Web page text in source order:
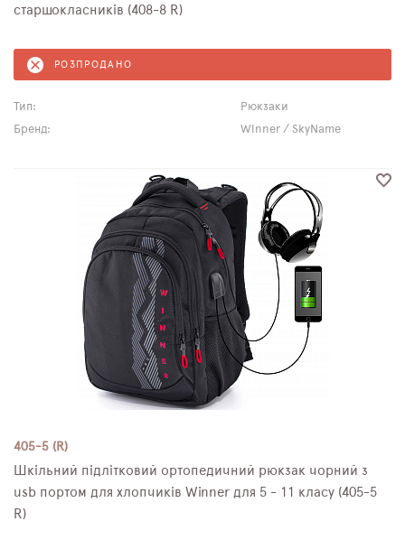
старшокласників (408-8 R)
РОЗПРОДАНО
Тип:
Рюкзаки
Бренд:
Winner / SkyName
405-5 (R)
Шкільний підлітковий ортопедичний рюкзак чорний з
usb портом для хлопчиків Winner для 5 - 11 класу (405-5
R)